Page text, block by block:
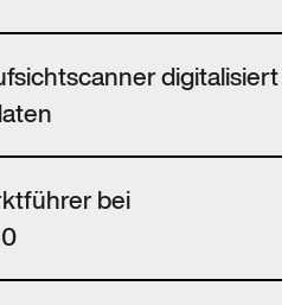
digitalisiert
bei